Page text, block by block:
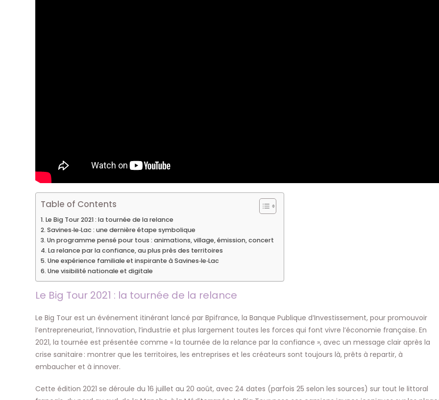
Table of Contents
Le Big Tour 2021 : la tournée de la relance
Savines‑le‑Lac : une dernière étape symbolique
Un programme pensé pour tous : animations, village, émission, concert
La relance par la confiance, au plus près des territoires
Une expérience familiale et inspirante à Savines‑le‑Lac
Une visibilité nationale et digitale
Le Big Tour 2021 : la tournée de la relance
Le Big Tour est un événement itinérant lancé par Bpifrance, la Banque Publique d’Investissement, pour promouvoir
l’entrepreneuriat, l’innovation, l’industrie et plus largement toutes les forces qui font vivre l’économie française. En
2021, la tournée est présentée comme « la tournée de la relance par la confiance », avec un message clair après la
crise sanitaire : montrer que les territoires, les entreprises et les créateurs sont toujours là, prêts à repartir, à
embaucher et à innover.
Cette édition 2021 se déroule du 16 juillet au 20 août, avec 24 dates (parfois 25 selon les sources) sur tout le littoral